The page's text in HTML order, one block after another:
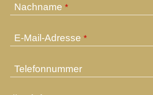
Nachname *
E-Mail-Adresse *
Telefonnummer